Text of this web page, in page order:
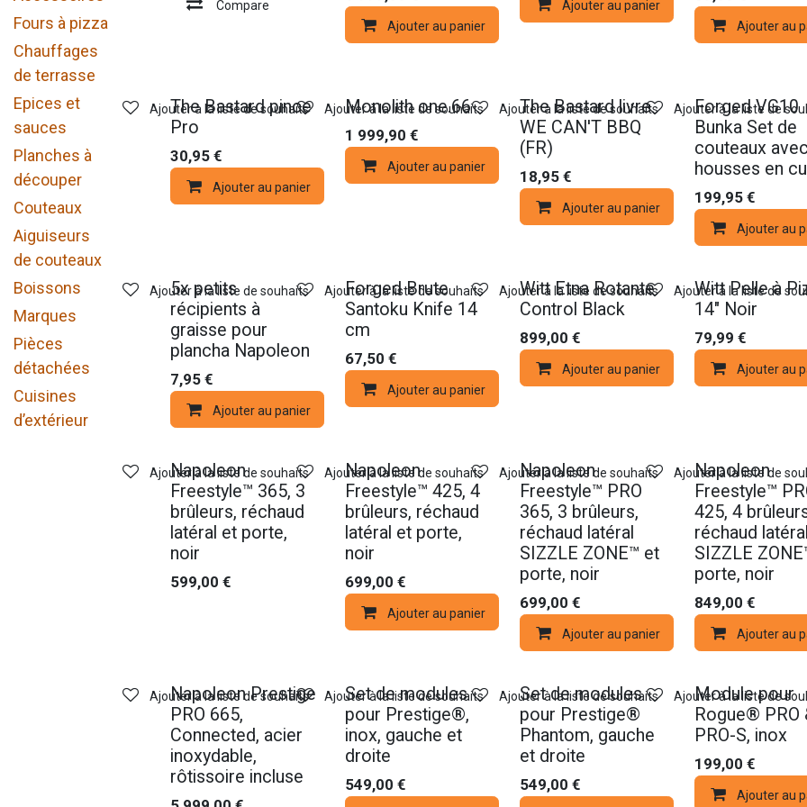
Fours à pizza
Chauffages
de terrasse
Epices et
sauces
Planches à
découper
Couteaux
Aiguiseurs
de couteaux
Boissons
Marques
Pièces
détachées
Cuisines
d’extérieur
Compare
Ajouter au panier Compare
Ajouter au panier
Ajouter au
The Bastard pince
Pro
30,95 €
Ajouter au panier
Ajouter à la liste de souhaits Monolith one.66
1 999,90 €
Ajouter au panier
Ajouter à la liste de souhaits
The Bastard livre
WE CAN'T BBQ
(FR)
18,95 €
Ajouter au panier
Ajouter à la liste de souhaits
Forged VG10
Bunka Set de
couteaux avec
housses en
199,95 €
Ajouter au
Ajouter à la liste de
5x petits
récipients à
graisse pour
plancha Napoleon
7,95 €
Ajouter au panier
Ajouter à la liste de souhaits
Forged Brute
Santoku Knife 14
cm
67,50 €
Ajouter au panier
Ajouter à la liste de souhaits
Witt Etna Rotante
Control Black
899,00 €
Ajouter au panier
Ajouter à la liste de souhaits
Witt Pelle à
14" Noir
79,99 €
Ajouter au
Ajouter à la liste de
Napoleon
Freestyle™ 365, 3
brûleurs, réchaud
latéral et porte,
noir
599,00 €
Ajouter à la liste de souhaits
Napoleon
Freestyle™ 425, 4
brûleurs, réchaud
latéral et porte,
noir
699,00 €
Ajouter au panier
Ajouter à la liste de souhaits
Napoleon
Freestyle™ PRO
365, 3 brûleurs,
réchaud latéral
SIZZLE ZONE™ et
porte, noir
699,00 €
Ajouter au panier
Ajouter à la liste de souhaits
Napoleon
Freestyle™
425, 4
réchaud latéral
SIZZLE
porte, noir
849,00 €
Ajouter au
Ajouter à la liste de
Nouveau !
Napoleon Prestige
PRO 665,
Connected, acier
inoxydable,
rôtissoire incluse
Ajouter à la liste de souhaits Nouveau !
Set de modules
pour Prestige®,
inox, gauche et
droite
549,00 €
Ajouter à la liste de souhaits Nouveau !
Set de modules
pour Prestige®
Phantom, gauche
et droite
549,00 €
Ajouter à la liste de souhaits Nouveau !
Module pour
Rogue® PRO
PRO-S, inox
199,00 €
Ajouter au
Ajouter à la liste de